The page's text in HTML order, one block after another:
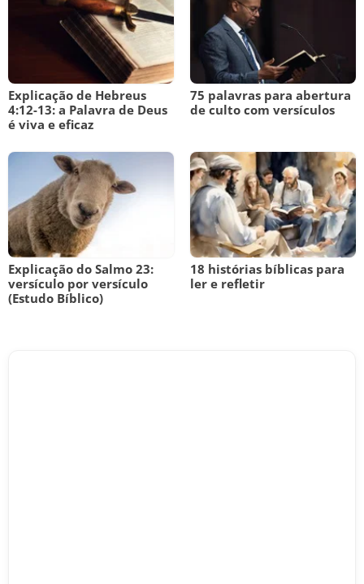
Explicação de Hebreus
4:12-13: a Palavra de Deus
é viva e eficaz
75 palavras para abertura
de culto com versículos
Explicação do Salmo 23:
versículo por versículo
(Estudo Bíblico)
18 histórias bíblicas para
ler e refletir